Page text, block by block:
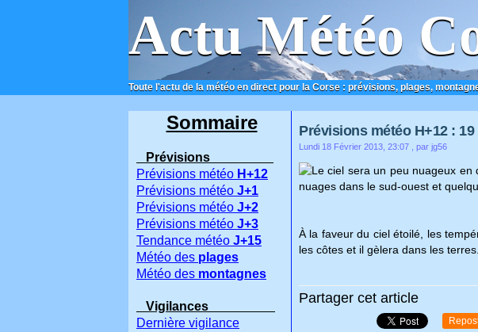
Actu Météo
Toute l'actu de la météo en direct pour la Corse : prévisions, plages,
ACCUEIL CONTACT
Prévisions météo H+12 : 19
Lundi 18 Février 2013, 23:07 , par jg56
Le ciel sera un peu nuageux
nuages dans le sud-ouest et
À la faveur du ciel étoilé, les
les côtes et il gèlera dans les terres.
Partager cet article
Sommaire
Prévisions
Prévisions météo H+12
Prévisions météo J+1
Prévisions météo J+2
Prévisions météo J+3
Tendance météo J+15
Météo des plages
Météo des montagnes
Vigilances
Dernière vigilance